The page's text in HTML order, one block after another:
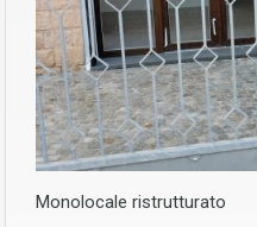
Monolocale ristrutturato